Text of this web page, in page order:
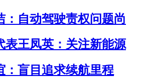
：自动驾驶责权问题尚
表王凤英：关注新能源
：盲目追求续航里程